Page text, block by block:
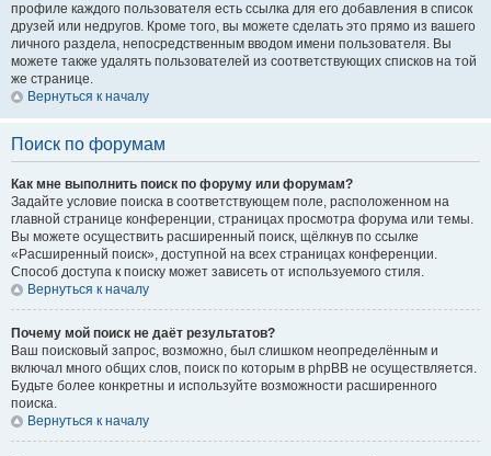
профиле каждого пользователя есть ссылка для его добавления в список
друзей или недругов. Кроме того, вы можете сделать это прямо из вашего
личного раздела, непосредственным вводом имени пользователя. Вы
можете также удалять пользователей из соответствующих списков на той
же странице.
Вернуться к началу
Поиск по форумам
Как мне выполнить поиск по форуму или форумам?
Задайте условие поиска в соответствующем поле, расположенном на
главной странице конференции, страницах просмотра форума или темы.
Вы можете осуществить расширенный поиск, щёлкнув по ссылке
«Расширенный поиск», доступной на всех страницах конференции.
Способ доступа к поиску может зависеть от используемого стиля.
Вернуться к началу
Почему мой поиск не даёт результатов?
Ваш поисковый запрос, возможно, был слишком неопределённым и
включал много общих слов, поиск по которым в phpBB не осуществляется.
Будьте более конкретны и используйте возможности расширенного
поиска.
Вернуться к началу